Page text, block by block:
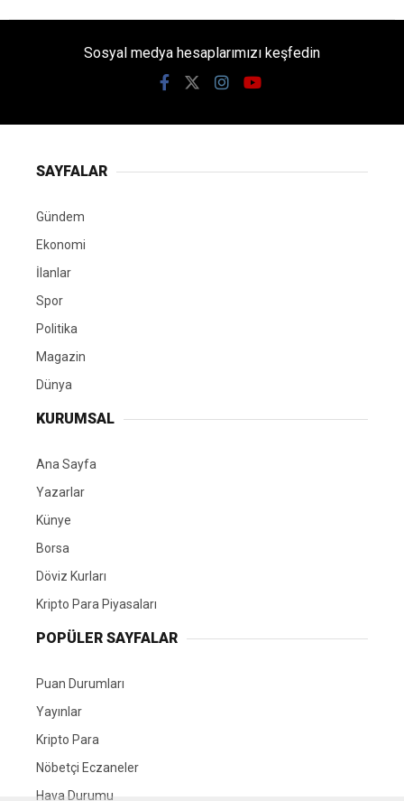
Sosyal medya hesaplarımızı keşfedin
SAYFALAR
Gündem
Ekonomi
İlanlar
Spor
Politika
Magazin
Dünya
KURUMSAL
Ana Sayfa
Yazarlar
Künye
Borsa
Döviz Kurları
Kripto Para Piyasaları
POPÜLER SAYFALAR
Puan Durumları
Yayınlar
Kripto Para
Nöbetçi Eczaneler
Hava Durumu